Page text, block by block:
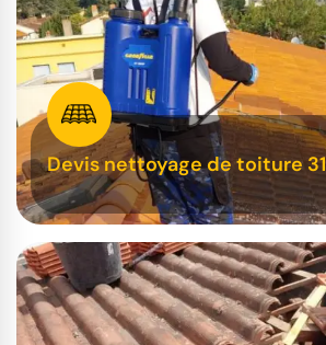
Devis nettoyage de toiture 31